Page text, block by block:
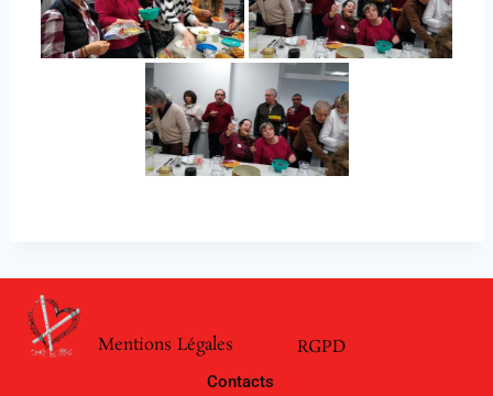
Mentions Légales RGPD
Contacts